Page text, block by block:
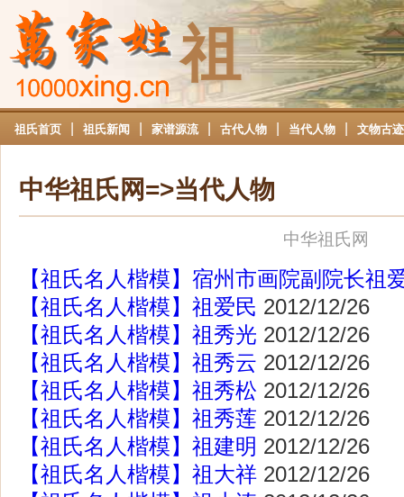
祖
祖氏首页 祖氏新闻 家谱源流 古代人物 当代人物 文物古迹
中华祖氏网=>当代人物
中华祖氏网
【祖氏名人楷模】宿州市画院副院长祖
【祖氏名人楷模】祖爱民 2012/12/26
【祖氏名人楷模】祖秀光 2012/12/26
【祖氏名人楷模】祖秀云 2012/12/26
【祖氏名人楷模】祖秀松 2012/12/26
【祖氏名人楷模】祖秀莲 2012/12/26
【祖氏名人楷模】祖建明 2012/12/26
【祖氏名人楷模】祖大祥 2012/12/26